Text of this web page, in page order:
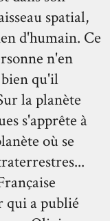
spatial,
d'humain. Ce
n'en
qu'il
la planète
s'apprête à
où se
qui a publié